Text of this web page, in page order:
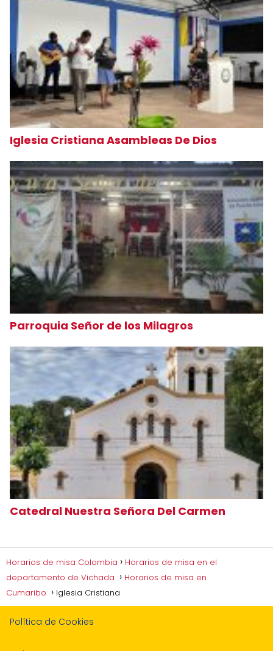
Iglesia Cristiana Asambleas De Dios
Parroquia Señor de los Milagros
Catedral Nuestra Señora Del Carmen
Horarios de misa Colombia
Horarios de misa en el
departamento de Vichada
Horarios de misa en
Cumaribo
Iglesia Cristiana
Política de Cookies